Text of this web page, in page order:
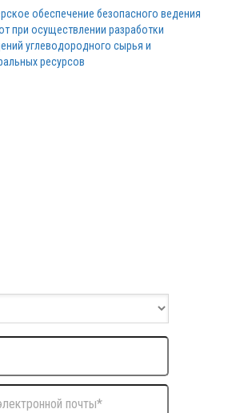
обеспечение безопасного ведения
при осуществлении разработки
углеводородного сырья и
ресурсов